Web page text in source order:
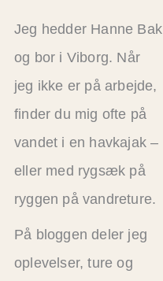
Jeg hedder Hanne Bak
og bor i Viborg. Når
jeg ikke er på arbejde,
finder du mig ofte på
vandet i en havkajak –
eller med rygsæk på
ryggen på vandreture.
På bloggen deler jeg
oplevelser, ture og